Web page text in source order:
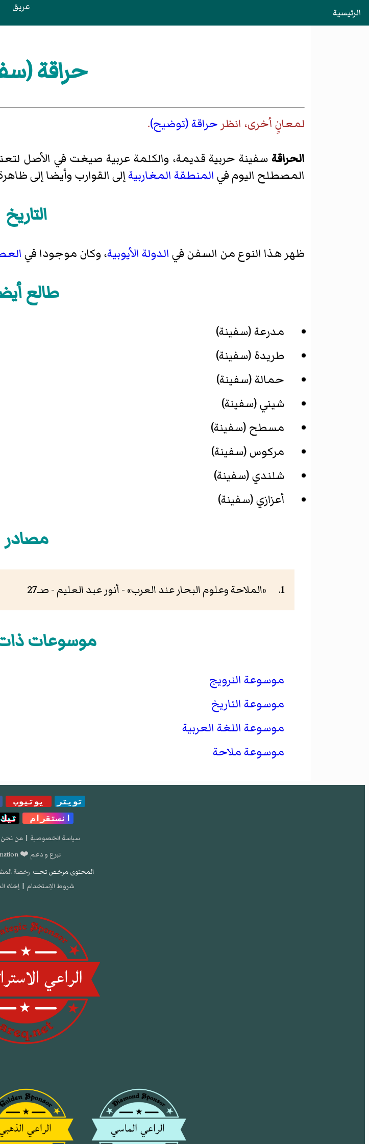
الرئيسية عريق
حراقة
لمعانٍ أخرى، انظر حراقة (توضيح).
الحراقة سفينة حربية قديمة، والكلمة عربية صيغت في الأصل
المصطلح اليوم في المنطقة المغاربيةإلى القوارب وأيضا إلى
التاريخ
ظهر هذا النوع من السفن في الدولة الأيوبية، وكان موجودا في
طالع
مدرعة (سفينة)
طريدة (سفينة)
حمالة (سفينة)
شيني (سفينة)
مسطح (سفينة)
مركوس (سفينة)
شلندي (سفينة)
أعزازي (سفينة)
مصادر
«الملاحة وعلوم البحار عند العرب» - أنور عبد العليم - صـ27
موسوعات
موسوعة النرويج
موسوعة التاريخ
موسوعة اللغة العربية
موسوعة ملاحة
تويتر يوتيوب
انستقرام
سياسة الخصوصية | من نحن
تبرع و دعم ❤️ donation
المحتوى مرخص تحت رخصة
شروط الإستخدام | إخلاء